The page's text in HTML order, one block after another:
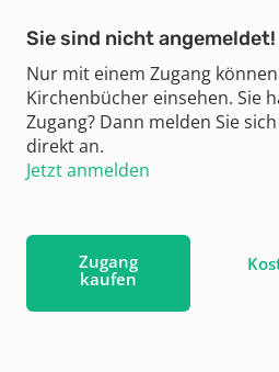
Sie sind nicht angemeldet!
Nur mit einem Zugang
Kirchenbücher einsehen. Sie
Zugang? Dann melden Sie
direkt an.
Jetzt anmelden
Zugang
kaufen